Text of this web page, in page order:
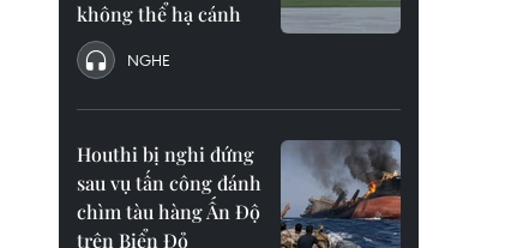
không thể hạ cánh
NGHE
Houthi bị nghi đứng
sau vụ tấn công đánh
chìm tàu hàng Ấn Độ
trên Biển Đỏ